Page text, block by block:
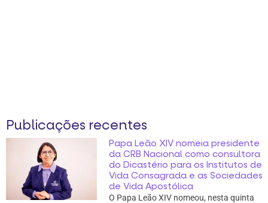
Publicações recentes
Papa Leão XIV nomeia presidente
da CRB Nacional como consultora
do Dicastério para os Institutos de
Vida Consagrada e as Sociedades
de Vida Apostólica
O Papa Leão XIV nomeou, nesta quinta